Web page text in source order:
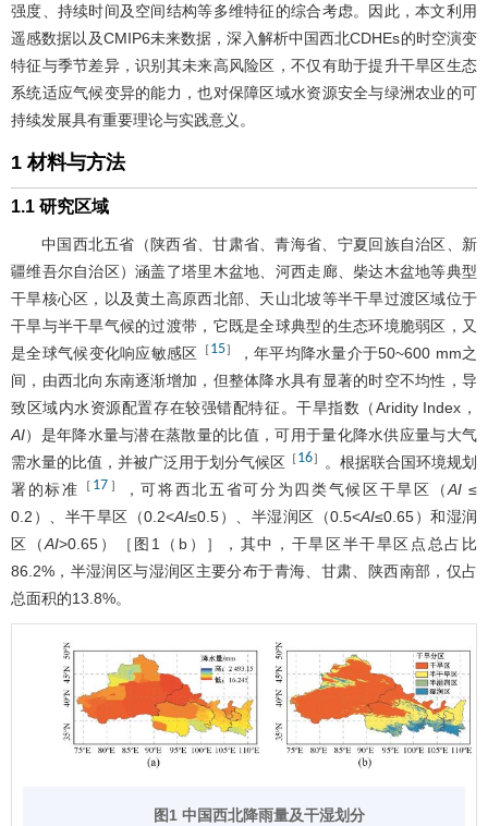
强度、持续时间及空间结构等多维特征的综合考虑。因此，本文利用
遥感数据以及CMIP6未来数据，深入解析中国西北CDHEs的时空演变
特征与季节差异，识别其未来高风险区，不仅有助于提升干旱区生态
系统适应气候变异的能力，也对保障区域水资源安全与绿洲农业的可
持续发展具有重要理论与实践意义。
1 材料与方法
1.1 研究区域
中国西北五省（陕西省、甘肃省、青海省、宁夏回族自治区、新
疆维吾尔自治区）涵盖了塔里木盆地、河西走廊、柴达木盆地等典型
干旱核心区，以及黄土高原西北部、天山北坡等半干旱过渡区域位于
干旱与半干旱气候的过渡带，它既是全球典型的生态环境脆弱区，又
是全球气候变化响应敏感区 ［15］
，年平均降水量介于50~600 mm之
间，由西北向东南逐渐增加，但整体降水具有显著的时空不均性，导
致区域内水资源配置存在较强错配特征。干旱指数（Aridity Index，
AI）是年降水量与潜在蒸散量的比值，可用于量化降水供应量与大气
需水量的比值，并被广泛用于划分气候区 ［16］
。根据联合国环境规划
署的标准
［ 17 ］ ，可将西北五省可分为四类气候区干旱区（AI ≤
0.2）、半干旱区（0.2<AI≤0.5）、半湿润区（0.5<AI≤0.65）和湿润
区（AI>0.65）［ 图1
（b）］，其中，干旱区半干旱区点总占比
86.2%，半湿润区与湿润区主要分布于青海、甘肃、陕西南部，仅占
总面积的13.8%。
图1 中国西北降雨量及干湿划分